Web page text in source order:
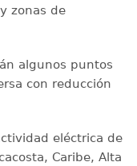
zonas de
algunos puntos
con reducción
eléctrica de
Caribe, Alta